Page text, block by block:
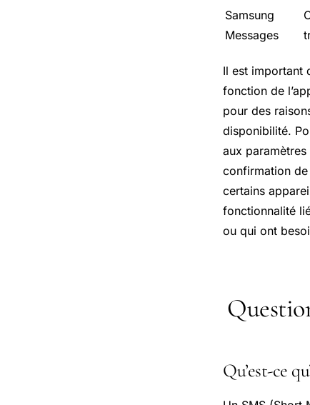
Samsung
Messages
Il est important
fonction de
pour des
disponibilité.
aux
confirmation de
certains
fonctionnalité
ou qui ont
Qu’est-ce